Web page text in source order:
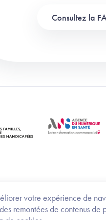
votre expérience de
remontées de contenus de
Consultez la